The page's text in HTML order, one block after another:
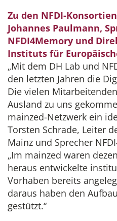
Zu den NFDI-Konsortien
Johannes Paulmann,
NFDI4Memory und
Instituts für
„Mit dem DH Lab und
den letzten Jahren die
Die vielen
Ausland zu uns
mainzed-Netzwerk ein
Torsten Schrade, Leiter
Mainz und Sprecher
„Im mainzed waren
heraus entwickelte
Vorhaben bereits
daraus haben den
gestützt.“